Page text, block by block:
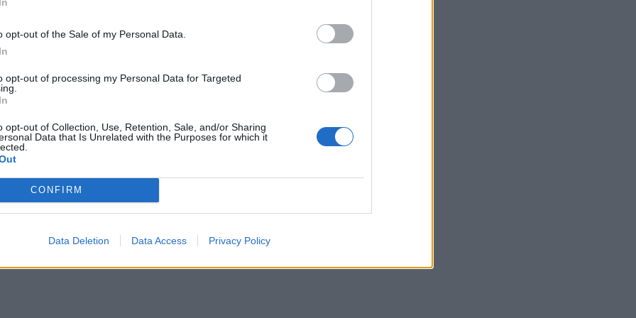
opt-out of the Sale of my Personal Data.
opt-out of processing my Personal Data for Targeted
opt-out of Collection, Use, Retention, Sale, and/or Sharing
Data that Is Unrelated with the Purposes for which it
CONFIRM
Data Deletion Data Access Privacy Policy
δε χρειάζεται και δεν ωφελεί να καταφεύγεις σε ακρότητες.
γρήγορο, αποτελεσματικό και υγιή τρόπο για να χάσεις τις
από τη διατροφική κραιπάλη της προηγούμενης ημέρας.
κανένα γεύμα